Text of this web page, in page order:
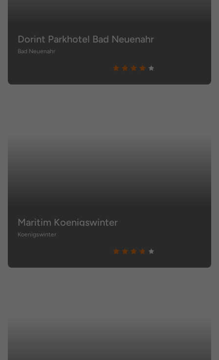
Dorint Parkhotel Bad Neuenahr
Bad Neuenahr
Maritim Koenigswinter
Koenigswinter